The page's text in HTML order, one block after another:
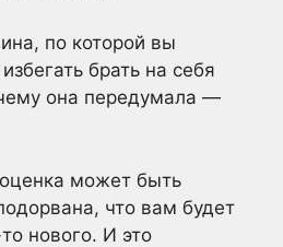
по которой вы
брать на себя
она передумала —
может быть
что вам будет
нового. И это